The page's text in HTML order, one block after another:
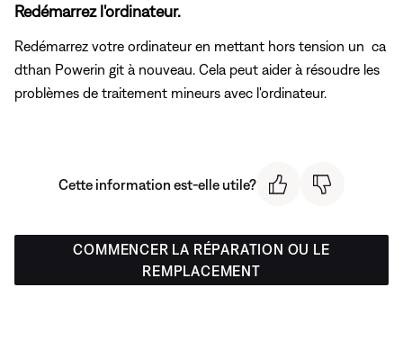
Redémarrez l'ordinateur.
Redémarrez votre ordinateur en mettant hors tension un ca
dthan Powerin git à nouveau. Cela peut aider à résoudre les
problèmes de traitement mineurs avec l'ordinateur.
Cette information est-elle utile?
COMMENCER LA RÉPARATION OU LE
REMPLACEMENT